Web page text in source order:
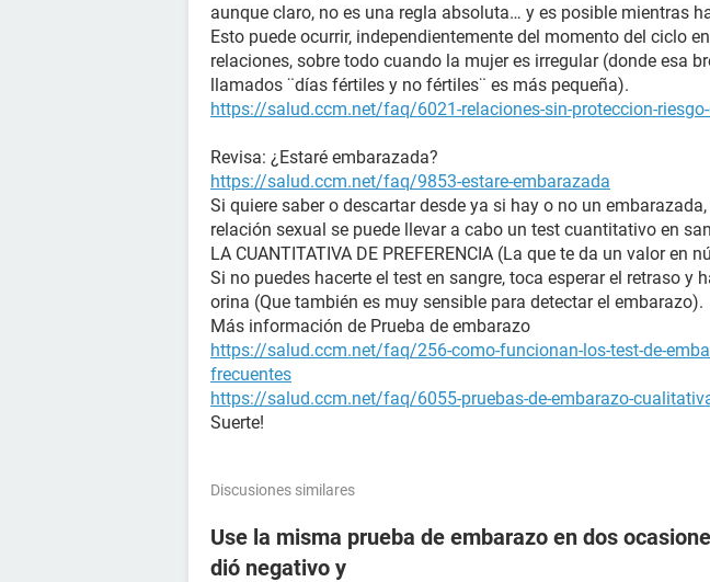
aunque claro, no es una regla absoluta… y es posible mientras
Esto puede ocurrir, independientemente del momento del ciclo
relaciones, sobre todo cuando la mujer es irregular (donde esa
llamados ¨días fértiles y no fértiles¨ es más pequeña).
https://salud.ccm.net/faq/6021-relaciones-sin-proteccion-
Revisa: ¿Estaré embarazada?
https://salud.ccm.net/faq/9853-estare-embarazada
Si quiere saber o descartar desde ya si hay o no un
relación sexual se puede llevar a cabo un test cuantitativo en
LA CUANTITATIVA DE PREFERENCIA (La que te da un valor en
Si no puedes hacerte el test en sangre, toca esperar el retraso y
orina (Que también es muy sensible para detectar el embarazo).
Más información de Prueba de embarazo
https://salud.ccm.net/faq/256-como-funcionan-los-test-de-
frecuentes
https://salud.ccm.net/faq/6055-pruebas-de-embarazo-
Suerte!
Discusiones similares
Use la misma prueba de embarazo en dos
dió negativo y